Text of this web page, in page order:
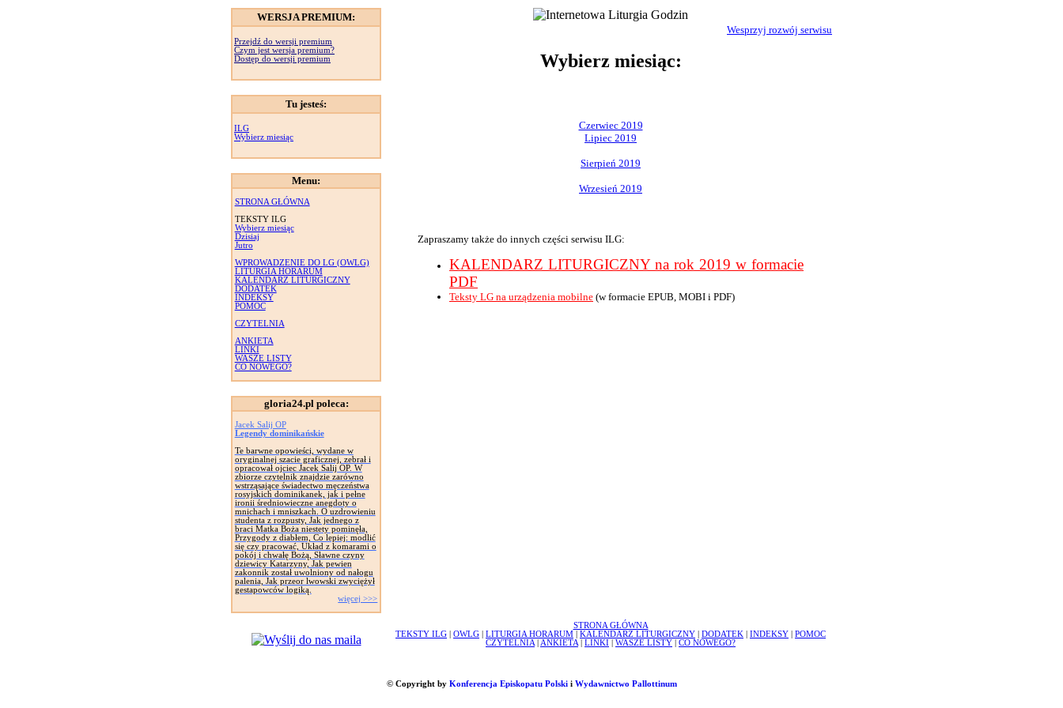
WERSJA PREMIUM:
Przejdź do wersji premium
Czym jest wersja premium?
Dostęp do wersji premium
Tu jesteś:
ILG
Wybierz miesiąc
Menu:
STRONA GŁÓWNA
TEKSTY ILG
Wybierz miesiąc
Dzisiaj
Jutro
WPROWADZENIE DO LG (OWLG)
LITURGIA HORARUM
KALENDARZ LITURGICZNY
DODATEK
INDEKSY
POMOC
CZYTELNIA
ANKIETA
LINKI
WASZE LISTY
CO NOWEGO?
gloria24.pl poleca:
Jacek Salij OP
Legendy dominikańskie
Te barwne opowieści, wydane w
oryginalnej szacie graficznej, zebrał i
opracował ojciec Jacek Salij OP. W
zbiorze czytelnik znajdzie zarówno
wstrząsające świadectwo męczeństwa
rosyjskich dominikanek, jak i pełne
ironii średniowieczne anegdoty o
mnichach i mniszkach. O uzdrowieniu
studenta z rozpusty, Jak jednego z
braci Matka Boża niestety pominęła,
Przygody z diabłem, Co lepiej: modlić
się czy pracować, Układ z komarami o
pokój i chwałę Bożą, Sławne czyny
dziewicy Katarzyny, Jak pewien
zakonnik został uwolniony od nałogu
palenia, Jak przeor lwowski zwyciężył
gestapowców logiką.
więcej >>>
Wesprzyj rozwój serwisu
Wybierz miesiąc:
Czerwiec 2019
Lipiec 2019
Sierpień 2019
Wrzesień 2019
Zapraszamy także do innych części serwisu ILG:
KALENDARZ LITURGICZNY na rok 2019 w formacie
PDF
Teksty LG na urządzenia mobilne (w formacie EPUB, MOBI i PDF)
STRONA GŁÓWNA
TEKSTY ILG
OWLG LITURGIA HORARUM KALENDARZ LITURGICZNY DODATEK INDEKSY
POMOC
CZYTELNIA
ANKIETA LINKI WASZE LISTY CO NOWEGO?
© Copyright by Konferencja Episkopatu Polskii Wydawnictwo Pallottinum